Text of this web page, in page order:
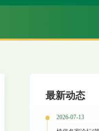
最新动态
2026-07-13